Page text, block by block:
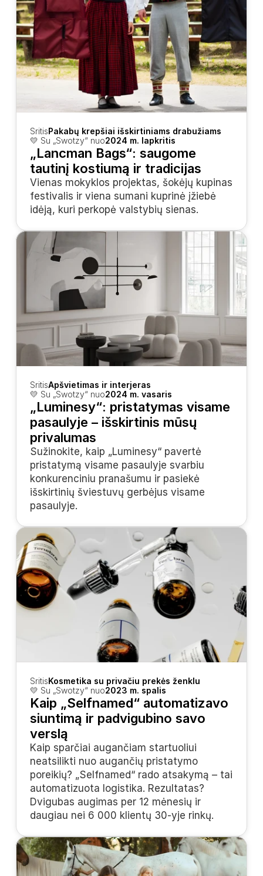
SritisPakabų krepšiai išskirtiniams drabužiams
💛 Su „Swotzy“ nuo2024 m. lapkritis
„Lancman Bags“: saugome
tautinį kostiumą ir tradicijas
Vienas mokyklos projektas, šokėjų kupinas
festivalis ir viena sumani kuprinė įžiebė
idėją, kuri perkopė valstybių sienas.
SritisApšvietimas ir interjeras
💛 Su „Swotzy“ nuo2024 m. vasaris
„Luminesy“: pristatymas visame
pasaulyje – išskirtinis mūsų
privalumas
Sužinokite, kaip „Luminesy“ pavertė
pristatymą visame pasaulyje svarbiu
konkurenciniu pranašumu ir pasiekė
išskirtinių šviestuvų gerbėjus visame
pasaulyje.
SritisKosmetika su privačiu prekės ženklu
💛 Su „Swotzy“ nuo2023 m. spalis
Kaip „Selfnamed“ automatizavo
siuntimą ir padvigubino savo
verslą
Kaip sparčiai augančiam startuoliui
neatsilikti nuo augančių pristatymo
poreikių? „Selfnamed“ rado atsakymą – tai
automatizuota logistika. Rezultatas?
Dvigubas augimas per 12 mėnesių ir
daugiau nei 6 000 klientų 30-yje rinkų.